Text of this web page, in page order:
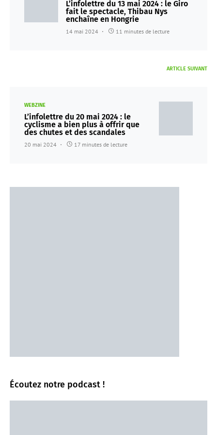
L’infolettre du 13 mai 2024 : le Giro
fait le spectacle, Thibau Nys
enchaîne en Hongrie
14 mai 2024 11 minutes de lecture
ARTICLE SUIVANT
WEBZINE
L’infolettre du 20 mai 2024 : le
cyclisme a bien plus à offrir que
des chutes et des scandales
20 mai 2024 17 minutes de lecture
Écoutez notre podcast !